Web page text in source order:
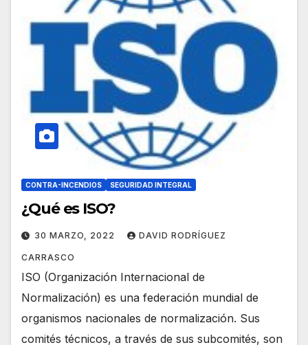
CONTRA-INCENDIOS SEGURIDAD INTEGRAL
¿Qué es ISO?
30 MARZO, 2022 DAVID RODRÍGUEZ
CARRASCO
ISO (Organización Internacional de
Normalización) es una federación mundial de
organismos nacionales de normalización. Sus
comités técnicos, a través de sus subcomités, son